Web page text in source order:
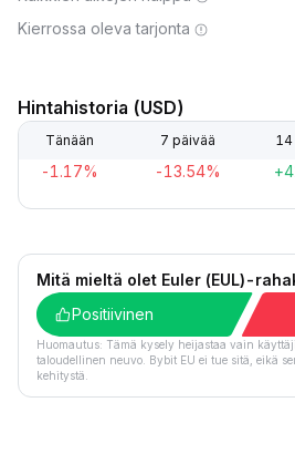
Kierrossa oleva tarjonta
Hintahistoria (USD)
Tänään 7 päivää 14
-1.17% -13.54%
Mitä mieltä olet Euler (EUL)-
Positiivinen
Huomautus: Tämä kysely heijastaa vain
taloudellinen neuvo. Bybit EU ei tue sitä, eikä
kehitystä.